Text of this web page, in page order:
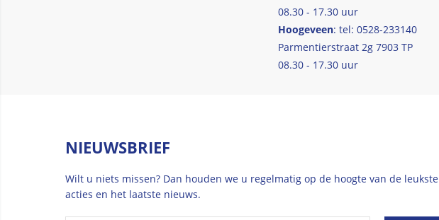
08.30 - 17.30 uur
Hoogeveen: tel: 0528-233140
Parmentierstraat 2g 7903 TP
08.30 - 17.30 uur
NIEUWSBRIEF
Wilt u niets missen? Dan houden we u regelmatig op de hoogte van de leukste
acties en het laatste nieuws.